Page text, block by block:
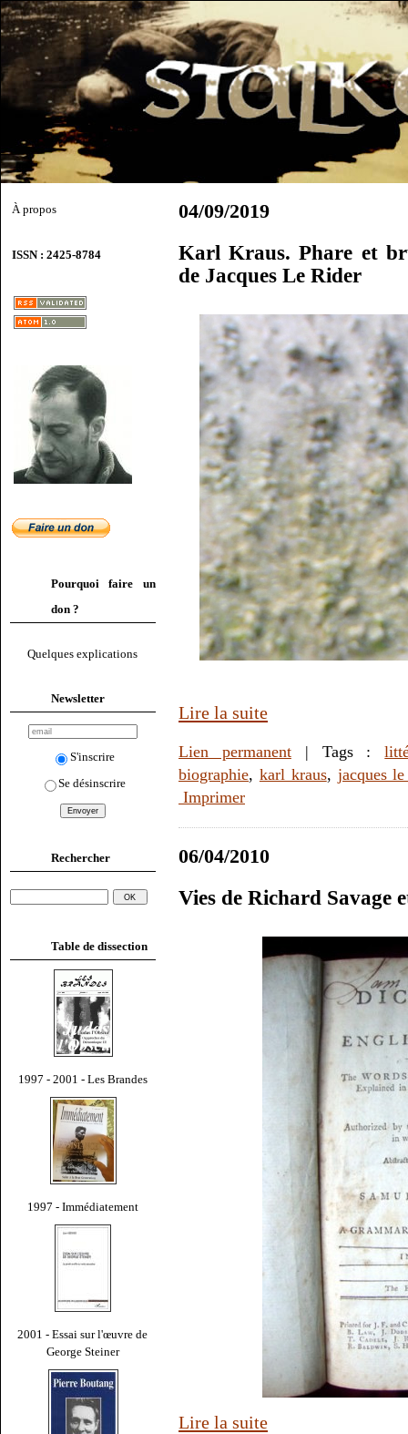
À propos
ISSN : 2425-8784
Pourquoi faire un
don ?
Quelques explications
Newsletter
S'inscrire
Se désinscrire
Rechercher
Table de dissection
1997 - 2001 - Les Brandes
1997 - Immédiatement
2001 - Essai sur l'œuvre de
George Steiner
04/09/2019
Karl Kraus. Phare et
de Jacques Le Rider
Lire la suite
Lien permanent| Tags :
biographie, karl kraus, jacques
Imprimer
06/04/2010
Vies de Richard Savage
Lire la suite